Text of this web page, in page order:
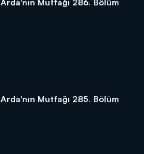
Arda'nın Mutfağı 285. Bölüm